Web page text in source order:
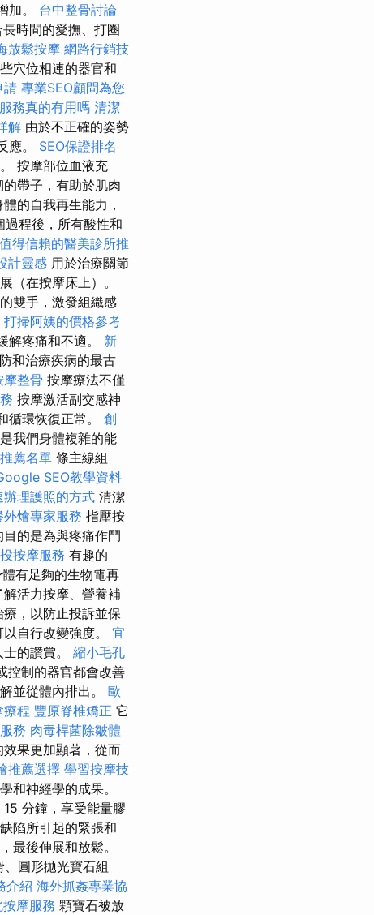
加。 台中整骨討論
時間的愛撫、打圈
放鬆按摩 網路行銷技
穴位相連的器官和
請 專業SEO顧問為您
務真的有用嗎 清潔
解 由於不正確的姿勢
應。 SEO保證排名
按摩部位血液充
帶子，有助於肌肉
的自我再生能力，
過程後，所有酸性和
值得信賴的醫美診所推
計靈感 用於治療關節
（在按摩床上）。
雙手，激發組織感
打掃阿姨的價格參考
解疼痛和不適。 新
和治療疾病的最古
摩整骨 按摩療法不僅
按摩激活副交感神
循環恢復正常。 創
我們身體複雜的能
薦名單 條主線組
SEO教學資料
辦理護照的方式 清潔
外燴專家服務 指壓按
目的是為與疼痛作鬥
按摩服務 有趣的
有足夠的生物電再
解活力按摩、營養補
，以防止投訴並保
自行改變強度。 宜
的讚賞。 縮小毛孔
控制的器官都會改善
並從體內排出。 歐
療程 豐原脊椎矯正 它
務 肉毒桿菌除皺體
果更加顯著，從而
推薦選擇 學習按摩技
和神經學的成果。
分鐘，享受能量膠
陷所引起的緊張和
最後伸展和放鬆。
圓形拋光寶石組
介紹 海外抓姦專業協
按摩服務 顆寶石被放